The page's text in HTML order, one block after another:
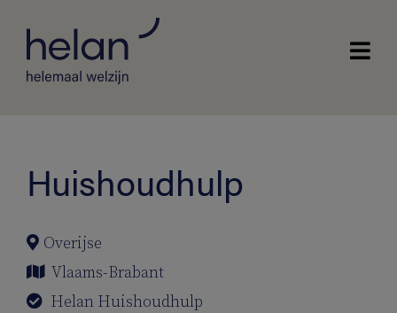
Huishoudhulp
Overijse
Vlaams-Brabant
Helan Huishoudhulp